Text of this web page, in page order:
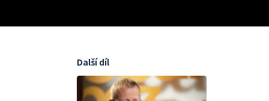
Další díl